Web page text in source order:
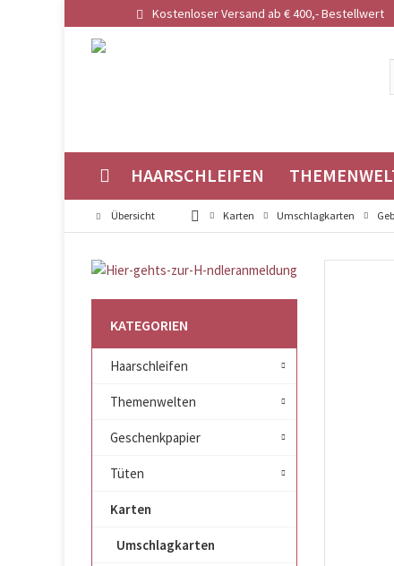
Kostenloser Versand ab € 400,- Bestellwert
HAARSCHLEIFEN
Übersicht Karten Umschlagkarten
KATEGORIEN
Haarschleifen
Themenwelten
Geschenkpapier
Tüten
Karten
Umschlagkarten